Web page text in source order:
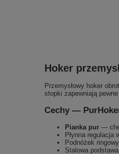
Hoker
Przemysłowy hoker
stopki zapewniają
Cechy —
Pianka pur —
Płynna regulacja
Podnóżek
Stalowa